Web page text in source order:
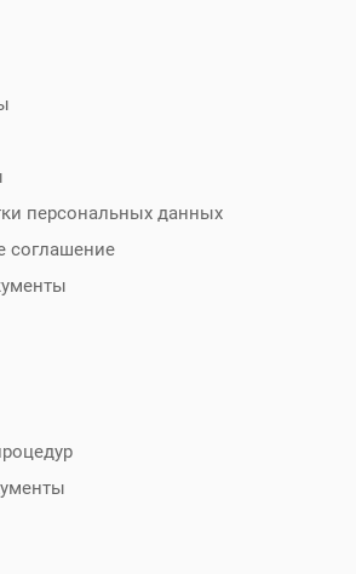
персональных данных
соглашение